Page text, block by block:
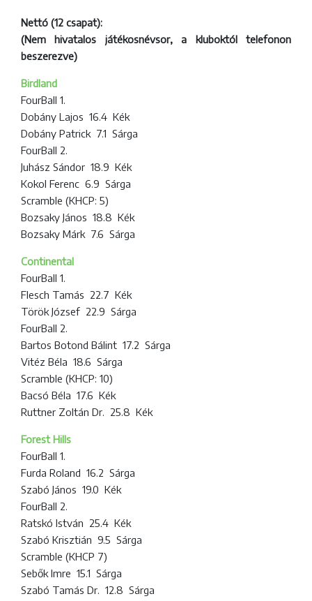
Nettó (12 csapat):
(Nem hivatalos játékosnévsor, a kluboktól telefonon
beszerezve)
Birdland
FourBall 1.
Dobány Lajos 16.4 Kék
Dobány Patrick 7.1 Sárga
FourBall 2.
Juhász Sándor 18.9 Kék
Kokol Ferenc 6.9 Sárga
Scramble (KHCP: 5)
Bozsaky János 18.8 Kék
Bozsaky Márk 7.6 Sárga
Continental
FourBall 1.
Flesch Tamás 22.7 Kék
Török József 22.9 Sárga
FourBall 2.
Bartos Botond Bálint 17.2 Sárga
Vitéz Béla 18.6 Sárga
Scramble (KHCP: 10)
Bacsó Béla 17.6 Kék
Ruttner Zoltán Dr. 25.8 Kék
Forest Hills
FourBall 1.
Furda Roland 16.2 Sárga
Szabó János 19.0 Kék
FourBall 2.
Ratskó István 25.4 Kék
Szabó Krisztián 9.5 Sárga
Scramble (KHCP 7)
Sebők Imre 15.1 Sárga
Szabó Tamás Dr. 12.8 Sárga